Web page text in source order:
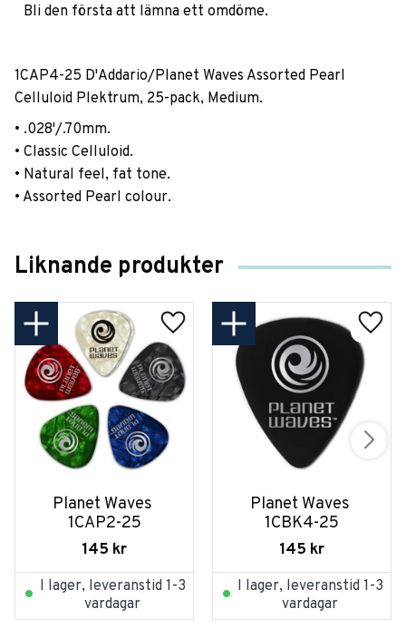
Bli den första att lämna ett omdöme.
1CAP4-25 D'Addario/Planet Waves Assorted Pearl
Celluloid Plektrum, 25-pack, Medium.
• .028'/.70mm.
• Classic Celluloid.
• Natural feel, fat tone.
• Assorted Pearl colour.
Liknande produkter
Planet Waves
1CAP2-25
145 kr
I lager, leveranstid 1-3
vardagar
Planet Waves
1CBK4-25
145 kr
I lager, leveranstid 1-3
vardagar